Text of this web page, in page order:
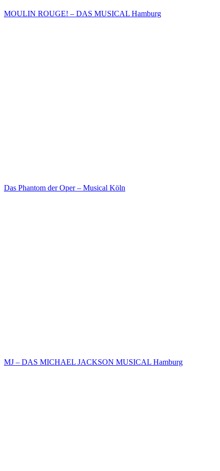
MOULIN ROUGE! – DAS MUSICAL Hamburg
Das Phantom der Oper – Musical Köln
MJ – DAS MICHAEL JACKSON MUSICAL Hamburg